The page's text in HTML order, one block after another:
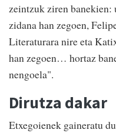
zeintzuk ziren
zidana han zegoen,
Literaturara nire eta
han zegoen… hortaz
nengoela".
Dirutza dakar
Etxegoienek gaineratu